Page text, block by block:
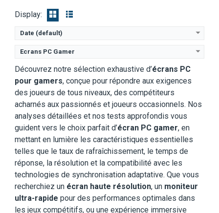
Display:
Date (default)
Ecrans PC Gamer
Découvrez notre sélection exhaustive d’écrans PC
pour gamers, conçue pour répondre aux exigences
des joueurs de tous niveaux, des compétiteurs
acharnés aux passionnés et joueurs occasionnels. Nos
analyses détaillées et nos tests approfondis vous
guident vers le choix parfait d’écran PC gamer, en
mettant en lumière les caractéristiques essentielles
telles que le taux de rafraîchissement, le temps de
réponse, la résolution et la compatibilité avec les
technologies de synchronisation adaptative. Que vous
recherchiez un écran haute résolution, un moniteur
ultra-rapide pour des performances optimales dans
les jeux compétitifs, ou une expérience immersive